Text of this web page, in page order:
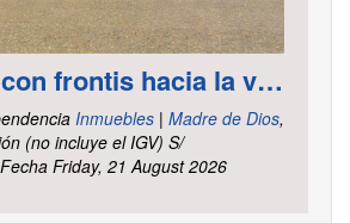
Inmueble con frontis hacia la vía al aeropuerto, es un terreno de forma irregular, cuenta con carretera asfaltada ubicado en la Av. Elmer Faucett km. 6.400, área ha. 2.625 distrito Tambopata, provincia Tambopata y departamento Madre de Dios
Inmuebles | Madre de Dios,
(no incluye el IGV) S/
Friday, 21 August 2026